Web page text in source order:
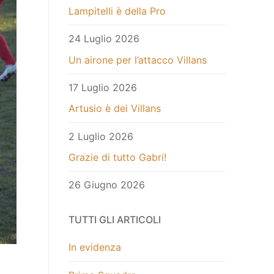
Lampitelli è della Pro
24 Luglio 2026
Un airone per l’attacco Villans
17 Luglio 2026
Artusio è dei Villans
2 Luglio 2026
Grazie di tutto Gabri!
26 Giugno 2026
TUTTI GLI ARTICOLI
In evidenza